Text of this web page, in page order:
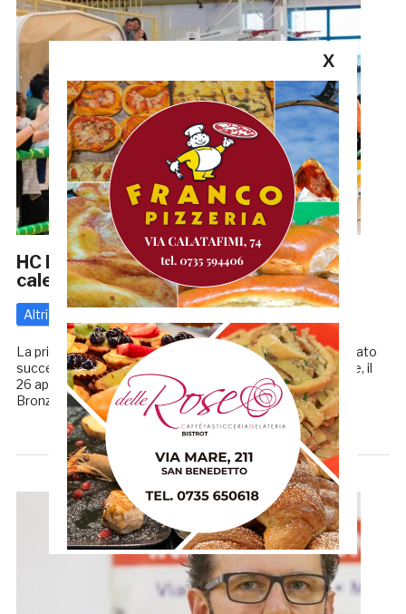
HC Monteprandone: pubblicato il
calendario, esordio a Modena
Altri
La prima a Modena, il 12 ottobre, l’esordio casalingo il sabato
successivo contro Noci e l’ultima della stagione, regolare, il
26 aprile 2025, a Teramo. Pubblicati i calendari di Serie A
Bronze. Per l’Handball Club […]
X